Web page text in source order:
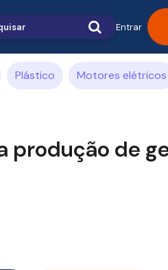
Entrar
Plástico Motores elétricos
produção de